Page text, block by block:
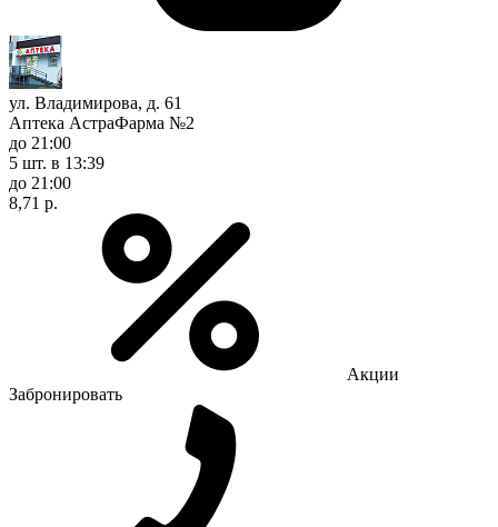
ул. Владимирова, д. 61
Аптека АстраФарма №2
до 21:00
5 шт. в 13:39
до 21:00
8,71 р.
Акции
Забронировать